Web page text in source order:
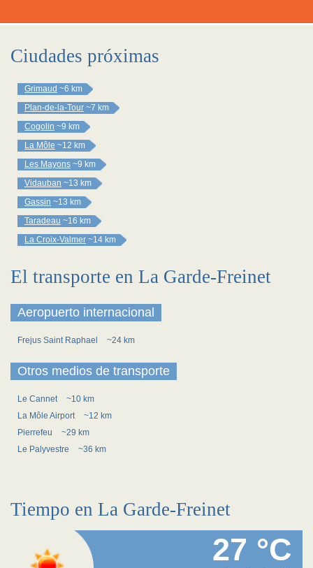
Ciudades próximas
Grimaud ~6 km
Plan-de-la-Tour ~7 km
Cogolin ~9 km
La Môle ~12 km
Les Mayons ~9 km
Vidauban ~13 km
Gassin ~13 km
Taradeau ~16 km
La Croix-Valmer ~14 km
El transporte en La Garde-Freinet
Aeropuerto internacional
Frejus Saint Raphael ~24 km
Otros medios de transporte
Le Cannet
~10 km
La Môle Airport
~12 km
Pierrefeu
~29 km
Le Palyvestre
~36 km
Tiempo en La Garde-Freinet
27 °C